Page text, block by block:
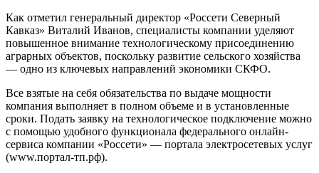
Как отметил генеральный директор «Россети Северный
Кавказ» Виталий Иванов, специалисты компании уделяют
повышенное внимание технологическому присоединению
аграрных объектов, поскольку развитие сельского хозяйства
— одно из ключевых направлений экономики СКФО.
Все взятые на себя обязательства по выдаче мощности
компания выполняет в полном объеме и в установленные
сроки. Подать заявку на технологическое подключение можно
с помощью удобного функционала федерального онлайн-
сервиса компании «Россети» — портала электросетевых услуг
(www.портал-тп.рф).